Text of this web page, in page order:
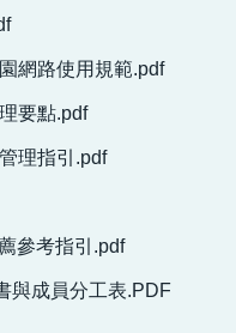
網路使用規範.pdf
要點.pdf
理指引.pdf
參考指引.pdf
與成員分工表.PDF